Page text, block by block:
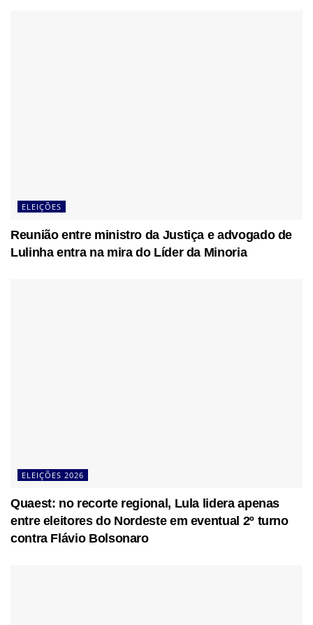
ELEIÇÕES
Reunião entre ministro da Justiça e advogado de
Lulinha entra na mira do Líder da Minoria
ELEIÇÕES 2026
Quaest: no recorte regional, Lula lidera apenas
entre eleitores do Nordeste em eventual 2º turno
contra Flávio Bolsonaro